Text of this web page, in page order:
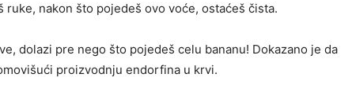
ruke, nakon što pojedeš ovo voće, ostaćeš čista. ⠀
dolazi pre nego što pojedeš celu bananu! Dokazano je da
proizvodnju endorfina u krvi. ⠀